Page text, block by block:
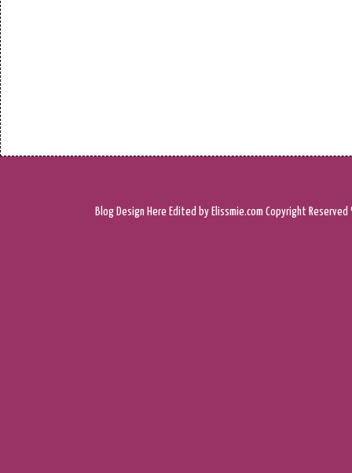
Blog Design Here Edited by Elissmie.com Copyright Reserved